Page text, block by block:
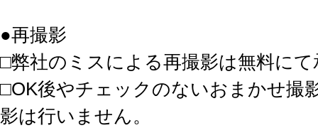
●再撮影
□弊社のミスによる再撮影は無料に
□OK後やチェックのないおまかせ撮
影は行いません。